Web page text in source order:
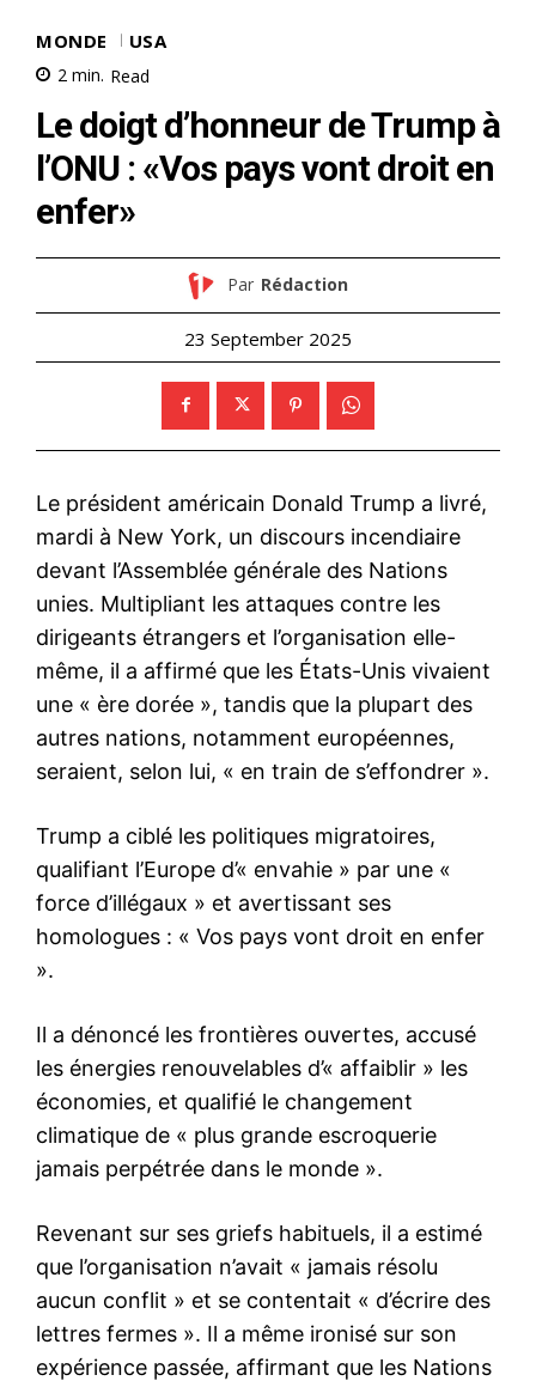
MONDE USA
2 min. Read
Le doigt d’honneur de Trump à
l’ONU : «Vos pays vont droit en
enfer»
Par Rédaction
23 September 2025
Le président américain Donald Trump a livré,
mardi à New York, un discours incendiaire
devant l’Assemblée générale des Nations
unies. Multipliant les attaques contre les
dirigeants étrangers et l’organisation elle-
même, il a affirmé que les États-Unis vivaient
une « ère dorée », tandis que la plupart des
autres nations, notamment européennes,
seraient, selon lui, « en train de s’effondrer ».
Trump a ciblé les politiques migratoires,
qualifiant l’Europe d’« envahie » par une «
force d’illégaux » et avertissant ses
homologues : « Vos pays vont droit en enfer
».
Il a dénoncé les frontières ouvertes, accusé
les énergies renouvelables d’« affaiblir » les
économies, et qualifié le changement
climatique de « plus grande escroquerie
jamais perpétrée dans le monde ».
Revenant sur ses griefs habituels, il a estimé
que l’organisation n’avait « jamais résolu
aucun conflit » et se contentait « d’écrire des
lettres fermes ». Il a même ironisé sur son
expérience passée, affirmant que les Nations